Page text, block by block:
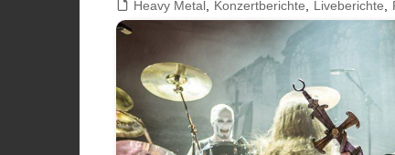
Heavy Metal
Konzertberichte Liveberichte